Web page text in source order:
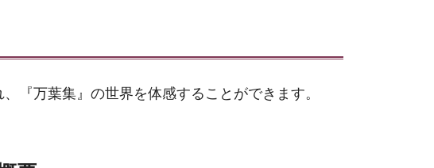
『万葉集』の世界を体感することができます。